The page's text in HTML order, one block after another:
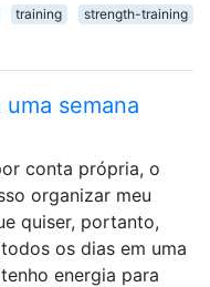
training
strength-training
semana
conta própria, o
organizar meu
quiser, portanto,
os dias em uma
energia para